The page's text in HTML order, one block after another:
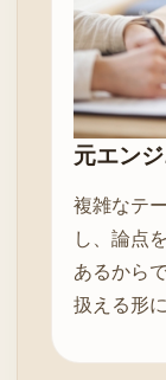
元エン
複雑なテ
し、論点
あるから
扱える形